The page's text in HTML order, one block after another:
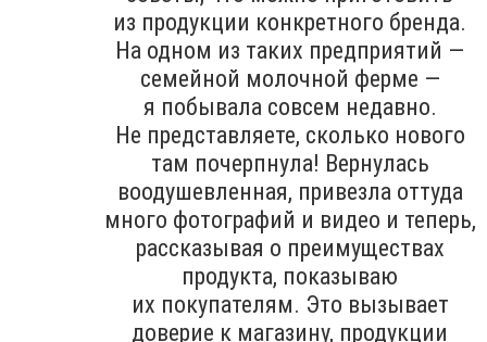
из продукции конкретного бренда.
На одном из таких предприятий —
семейной молочной ферме —
я побывала совсем недавно.
Не представляете, сколько нового
там почерпнула! Вернулась
воодушевленная, привезла оттуда
много фотографий и видео и теперь,
рассказывая о преимуществах
продукта, показываю
их покупателям. Это вызывает
доверие к магазину, продукции